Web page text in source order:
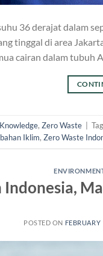
36 derajat dalam
tinggal di area
cairan dalam tubuh
Knowledge, Zero Waste
Iklim, Zero Waste
Indonesia,
POSTED ON FEBRUARY